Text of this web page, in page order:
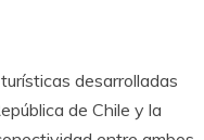
desarrolladas
de Chile y la